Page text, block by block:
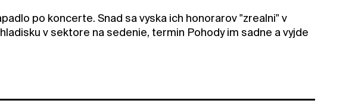
po koncerte. Snad sa vyska ich honorarov "zrealni" v
v sektore na sedenie, termin Pohody im sadne a vyjde